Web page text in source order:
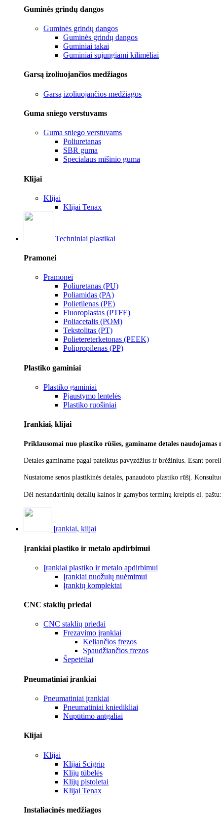
Guminės grindų dangos
Guminės grindų dangos
Guminės grindų dangos
Guminiai takai
Guminiai sujungiami kilimėliai
Garsą izoliuojančios medžiagos
Garsą izoliuojančios medžiagos
Guma sniego verstuvams
Guma sniego verstuvams
Poliuretanas
SBR guma
Specialaus mišinio guma
Klijai
Klijai
Klijai Tenax
Techniniai plastikai
Pramonei
Pramonei
Poliuretanas (PU)
Poliamidas (PA)
Polietilenas (PE)
Fluoroplastas (PTFE)
Poliacetalis (POM)
Tekstolitas (PT)
Polietereterketonas (PEEK)
Polipropilenas (PP)
Plastiko gaminiai
Plastiko gaminiai
Pjaustymo lentelės
Plastiko ruošiniai
Įrankiai, klijai
Priklausomai nuo plastiko rūšies, gaminame detales
Detales gaminame pagal pateiktus pavyzdžius ir brėžinius. Esant
Nustatome senos plastikinės detalės, panaudoto plastiko rūšį.
Dėl nestandartinių detalių kainos ir gamybos terminų kreiptis el. paštu:
Įrankiai, klijai
Įrankiai plastiko ir metalo apdirbimui
Įrankiai plastiko ir metalo apdirbimui
Įrankiai nuožulų nuėmimui
Įrankių komplektai
CNC staklių priedai
CNC staklių priedai
Frezavimo įrankiai
Keliančios frezos
Spaudžiančios frezos
Šepetėliai
Pneumatiniai įrankiai
Pneumatiniai įrankiai
Pneumatiniai kniedikliai
Nupūtimo antgaliai
Klijai
Klijai
Klijai Scigrip
Klijų tūbelės
Klijų pistoletai
Klijai Tenax
Instaliacinės medžiagos